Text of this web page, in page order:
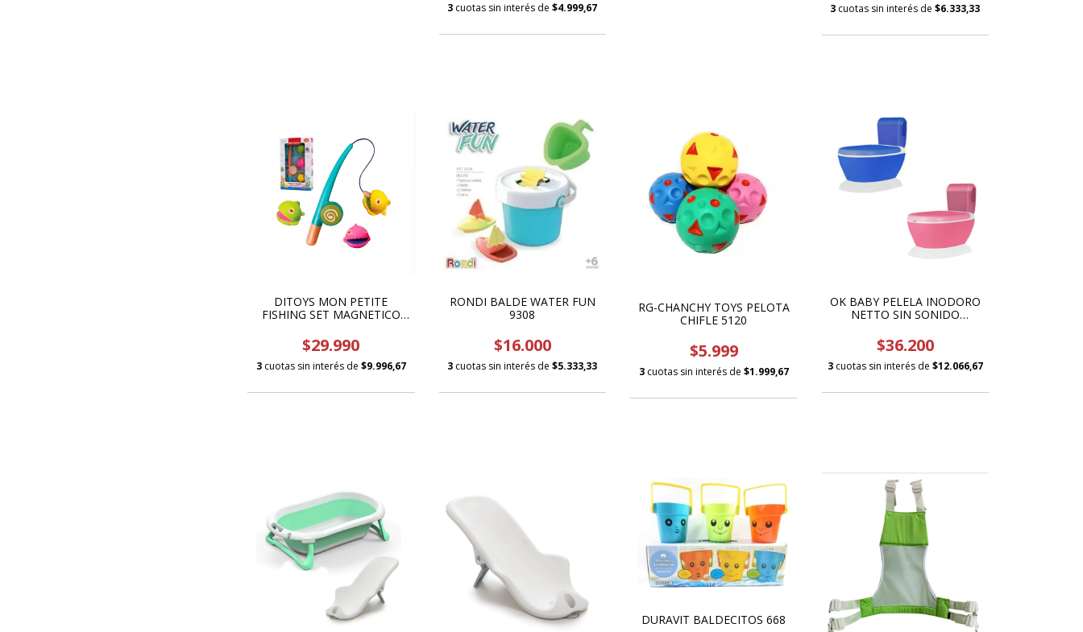
3 cuotas sin interés de$4.999,67 3 cuotas sin interés de$6.333,33
DITOYS MON PETITE
FISHING SET MAGNETICO
$29.990
3 cuotas sin interés de $9.996,67
RONDI BALDE WATER FUN
9308
$16.000
3 cuotas sin interés de$5.333,33
RG-CHANCHY TOYS PELOTA
CHIFLE 5120
$5.999
3 cuotas sin interés de $1.999,67
OK BABY PELELA INODORO
NETTO SIN SONIDO
$36.200
3 cuotas sin interés de $12.066,67
DURAVIT BALDECITOS 668